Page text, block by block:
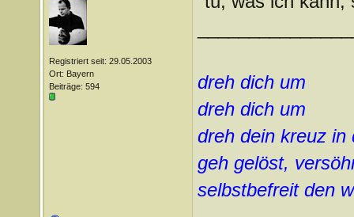
Registriert seit: 29.05.2003
Ort: Bayern
Beiträge: 594
dreh dich um
dreh dich um
dreh dein kreuz in
geh gelöst,
selbstbefreit den